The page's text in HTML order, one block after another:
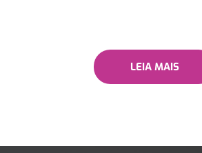
LEIA MAIS